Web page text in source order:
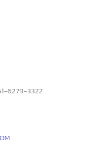
6279-3322